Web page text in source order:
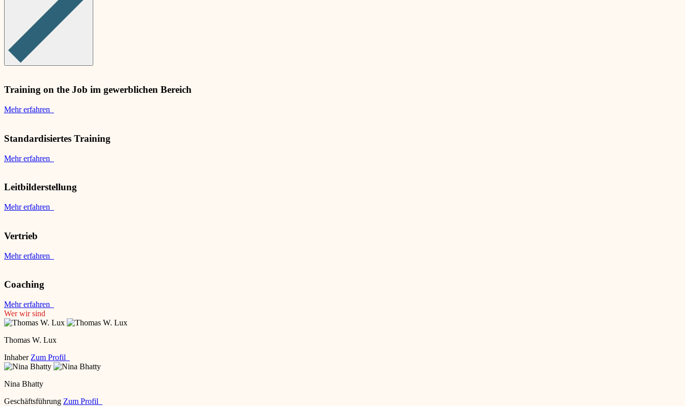
Training on the Job im gewerblichen Bereich
Mehr erfahren
Standardisiertes Training
Mehr erfahren
Leitbilderstellung
Mehr erfahren
Vertrieb
Mehr erfahren
Coaching
Mehr erfahren
Wer wir sind
Thomas W. Lux
Inhaber Zum Profil
Nina Bhatty
Geschäftsführung Zum Profil